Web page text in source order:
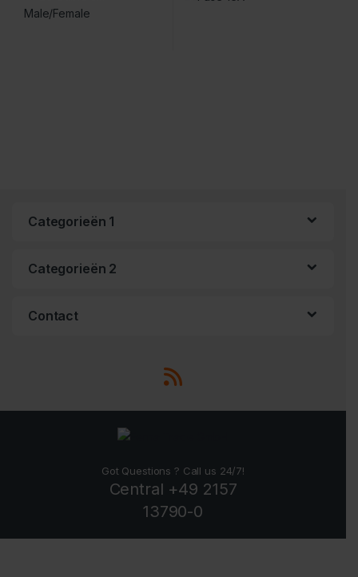
Categorieën 1
Categorieën 2
Contact
Got Questions ? Call us 24/7!
Central +49 2157
13790-0